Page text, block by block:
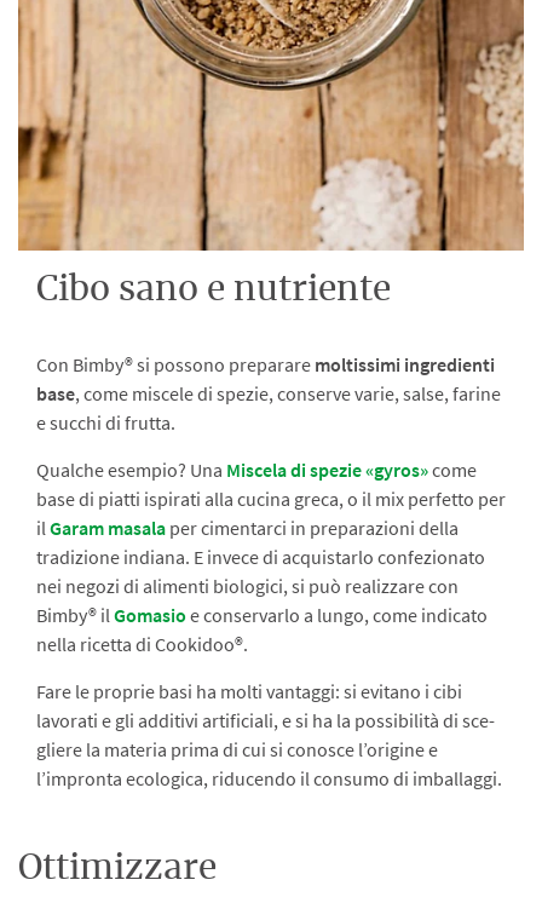
Cibo sano e nutriente
Con Bimby® si possono preparare moltissimi ingredienti
base, come miscele di spezie, conserve varie, salse, farine
e succhi di frutta.
Qualche esempio? Una Miscela di spezie «gyros»come
base di piatti ispirati alla cucina greca, o il mix perfetto per
ilGaram masala per cimentarci in preparazioni della
tradizione indiana. E invece di acquistarlo confezionato
nei negozi di alimenti biologici, si può realizzare con
Bimby® ilGomasio e conservarlo a lungo, come indicato
nella ricetta di Cookidoo®.
Fare le proprie basi ha molti vantaggi: si evitano i cibi
lavorati e gli additivi artificiali, e si ha la possibilità di sce­
gliere la materia prima di cui si conosce l’origine e
l’impron­ta ecologica, riducendo il consumo di imballaggi.
Ottimizzare